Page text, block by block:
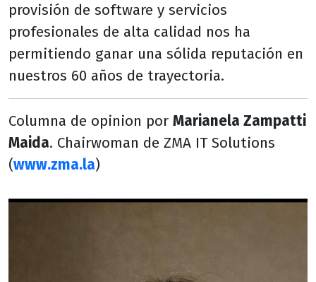
provisión de software y servicios
profesionales de alta calidad nos ha
permitiendo ganar una sólida reputación en
nuestros 60 años de trayectoria.
Columna de opinion por Marianela Zampatti
Maida. Chairwoman de ZMA IT Solutions
(www.zma.la)